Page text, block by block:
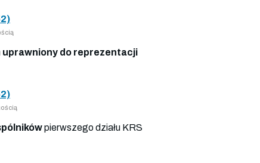
uprawniony do reprezentacji
pierwszego działu KRS